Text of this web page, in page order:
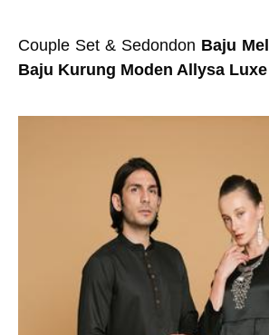
Couple Set & Sedondon Baju
Baju Kurung Moden Allysa